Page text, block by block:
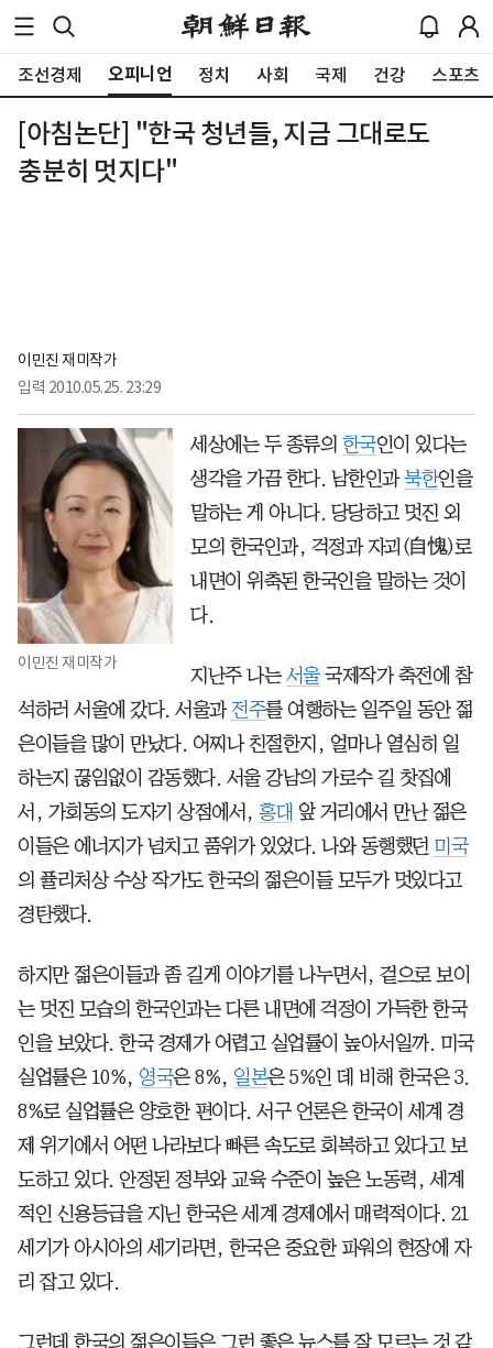
조선경제 오피니언 정치 사회 국제 건강 스포츠
[아침논단] "한국 청년들, 지금 그대로도
충분히 멋지다"
이민진 재미작가
입력 2010.05.25. 23:29
이민진 재미작가
세상에는 두 종류의 한국인이 있다는
생각을 가끔 한다. 남한인과북한인을
말하는 게 아니다. 당당하고 멋진 외
모의 한국인과, 걱정과 자괴(自愧)로
내면이 위축된 한국인을 말하는 것이
다.
지난주 나는 서울국제작가 축전에 참
석하러 서울에 갔다. 서울과전주를 여행하는 일주일 동안 젊
은이들을 많이 만났다. 어찌나 친절한지, 얼마나 열심히 일
하는지 끊임없이 감동했다. 서울 강남의 가로수 길 찻집에
서, 가회동의 도자기 상점에서, 홍대 앞 거리에서 만난 젊은
이들은 에너지가 넘치고 품위가 있었다. 나와 동행했던 미국
의 퓰리처상 수상 작가도 한국의 젊은이들 모두가 멋있다고
경탄했다.
하지만 젊은이들과 좀 길게 이야기를 나누면서, 겉으로 보이
는 멋진 모습의 한국인과는 다른 내면에 걱정이 가득한 한국
인을 보았다. 한국 경제가 어렵고 실업률이 높아서일까. 미국
실업률은 10%, 영국은 8%, 일본은 5%인 데 비해 한국은 3.
8%로 실업률은 양호한 편이다. 서구 언론은 한국이 세계 경
제 위기에서 어떤 나라보다 빠른 속도로 회복하고 있다고 보
도하고 있다. 안정된 정부와 교육 수준이 높은 노동력, 세계
적인 신용등급을 지닌 한국은 세계 경제에서 매력적이다. 21
세기가 아시아의 세기라면, 한국은 중요한 파워의 현장에 자
리 잡고 있다.
그런데 한국의 젊은이들은 그런 좋은 뉴스를 잘 모르는 것 같